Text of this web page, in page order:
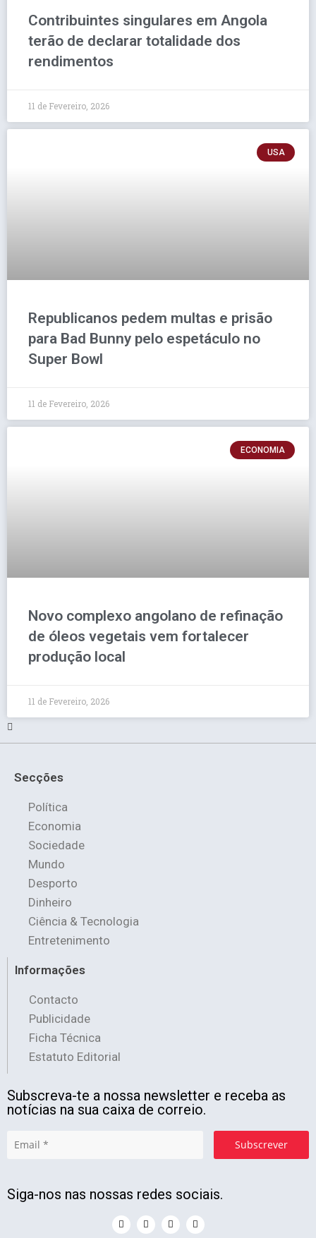
Contribuintes singulares em Angola
terão de declarar totalidade dos
rendimentos
11 de Fevereiro, 2026
USA
Republicanos pedem multas e prisão
para Bad Bunny pelo espetáculo no
Super Bowl
11 de Fevereiro, 2026
ECONOMIA
Novo complexo angolano de refinação
de óleos vegetais vem fortalecer
produção local
11 de Fevereiro, 2026
Secções
Política
Economia
Sociedade
Mundo
Desporto
Dinheiro
Ciência & Tecnologia
Entretenimento
Informações
Contacto
Publicidade
Ficha Técnica
Estatuto Editorial
Subscreva-te a nossa newsletter e receba as
notícias na sua caixa de correio.
Subscrever
Siga-nos nas nossas redes sociais.